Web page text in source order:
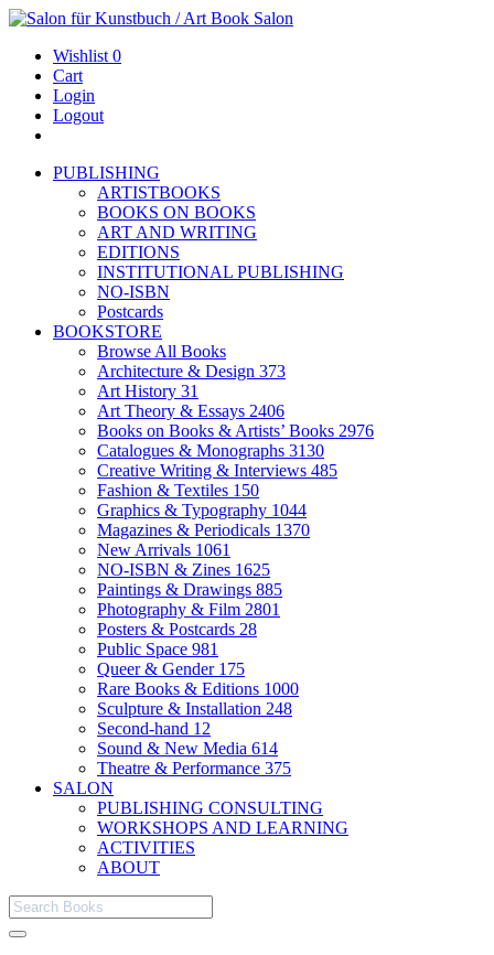
Wishlist 0
Cart
Login
Logout
PUBLISHING
ARTISTBOOKS
BOOKS ON BOOKS
ART AND WRITING
EDITIONS
INSTITUTIONAL PUBLISHING
NO-ISBN
Postcards
BOOKSTORE
Browse All Books
Architecture & Design 373
Art History 31
Art Theory & Essays 2406
Books on Books & Artists’ Books 2976
Catalogues & Monographs 3130
Creative Writing & Interviews 485
Fashion & Textiles 150
Graphics & Typography 1044
Magazines & Periodicals 1370
New Arrivals 1061
NO-ISBN & Zines 1625
Paintings & Drawings 885
Photography & Film 2801
Posters & Postcards 28
Public Space 981
Queer & Gender 175
Rare Books & Editions 1000
Sculpture & Installation 248
Second-hand 12
Sound & New Media 614
Theatre & Performance 375
SALON
PUBLISHING CONSULTING
WORKSHOPS AND LEARNING
ACTIVITIES
ABOUT